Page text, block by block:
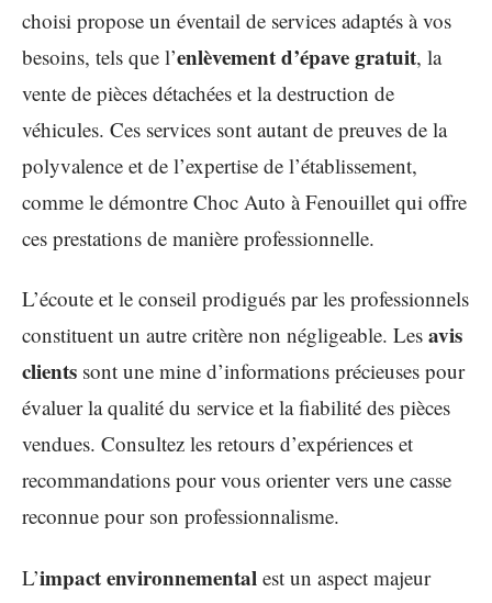
choisi propose un éventail de services adaptés à vos
besoins, tels que l’enlèvement d’épave gratuit, la
vente de pièces détachées et la destruction de
véhicules. Ces services sont autant de preuves de la
polyvalence et de l’expertise de l’établissement,
comme le démontre Choc Auto à Fenouillet qui offre
ces prestations de manière professionnelle.
L’écoute et le conseil prodigués par les professionnels
constituent un autre critère non négligeable. Les avis
clients sont une mine d’informations précieuses pour
évaluer la qualité du service et la fiabilité des pièces
vendues. Consultez les retours d’expériences et
recommandations pour vous orienter vers une casse
reconnue pour son professionnalisme.
L’impact environnemental est un aspect majeur